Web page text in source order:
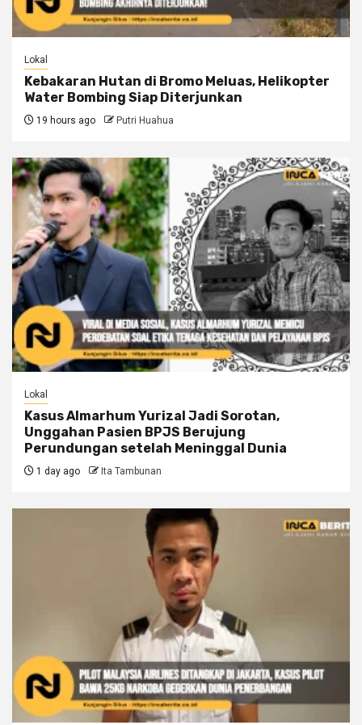
Lokal
Kebakaran Hutan di Bromo Meluas, Helikopter
Water Bombing Siap Diterjunkan
19 hours ago Putri Huahua
Lokal
Kasus Almarhum Yurizal Jadi Sorotan,
Unggahan Pasien BPJS Berujung
Perundungan setelah Meninggal Dunia
1 day ago Ita Tambunan